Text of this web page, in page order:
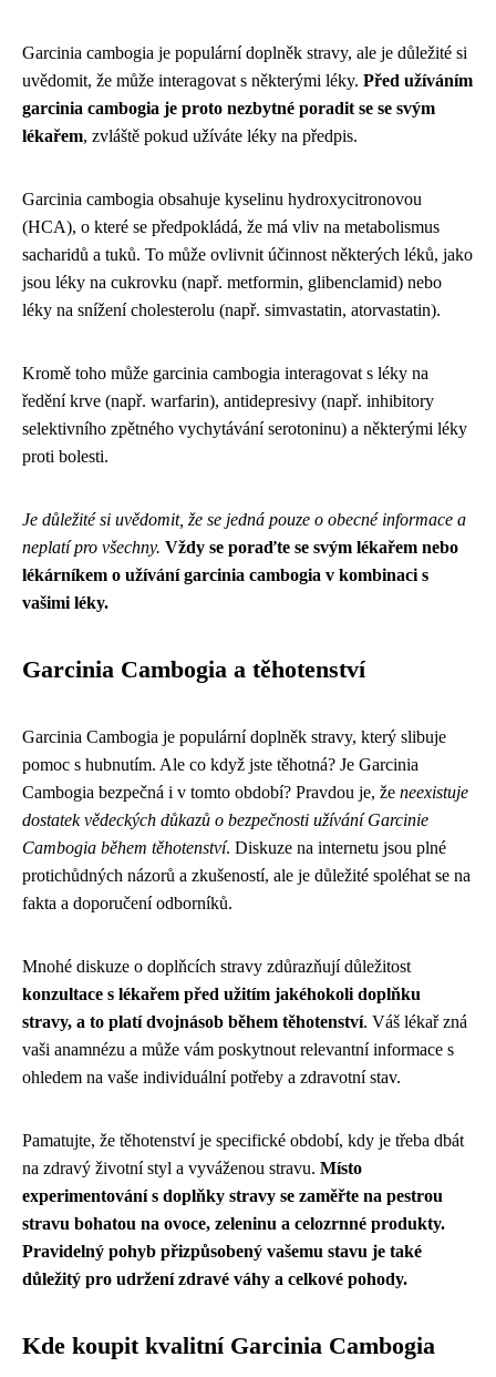
Garcinia cambogia je populární doplněk stravy, ale je důležité si
uvědomit, že může interagovat s některými léky. Před užíváním
garcinia cambogia je proto nezbytné poradit se se svým
lékařem, zvláště pokud užíváte léky na předpis.
Garcinia cambogia obsahuje kyselinu hydroxycitronovou
(HCA), o které se předpokládá, že má vliv na metabolismus
sacharidů a tuků. To může ovlivnit účinnost některých léků, jako
jsou léky na cukrovku (např. metformin, glibenclamid) nebo
léky na snížení cholesterolu (např. simvastatin, atorvastatin).
Kromě toho může garcinia cambogia interagovat s léky na
ředění krve (např. warfarin), antidepresivy (např. inhibitory
selektivního zpětného vychytávání serotoninu) a některými léky
proti bolesti.
Je důležité si uvědomit, že se jedná pouze o obecné informace a
neplatí pro všechny. Vždy se poraďte se svým lékařem nebo
lékárníkem o užívání garcinia cambogia v kombinaci s
vašimi léky.
Garcinia Cambogia a těhotenství
Garcinia Cambogia je populární doplněk stravy, který slibuje
pomoc s hubnutím. Ale co když jste těhotná? Je Garcinia
Cambogia bezpečná i v tomto období? Pravdou je, že neexistuje
dostatek vědeckých důkazů o bezpečnosti užívání Garcinie
Cambogia během těhotenství. Diskuze na internetu jsou plné
protichůdných názorů a zkušeností, ale je důležité spoléhat se na
fakta a doporučení odborníků.
Mnohé diskuze o doplňcích stravy zdůrazňují důležitost
konzultace s lékařem před užitím jakéhokoli doplňku
stravy, a to platí dvojnásob během těhotenství. Váš lékař zná
vaši anamnézu a může vám poskytnout relevantní informace s
ohledem na vaše individuální potřeby a zdravotní stav.
Pamatujte, že těhotenství je specifické období, kdy je třeba dbát
na zdravý životní styl a vyváženou stravu. Místo
experimentování s doplňky stravy se zaměřte na pestrou
stravu bohatou na ovoce, zeleninu a celozrnné produkty.
Pravidelný pohyb přizpůsobený vašemu stavu je také
důležitý pro udržení zdravé váhy a celkové pohody.
Kde koupit kvalitní Garcinia Cambogia